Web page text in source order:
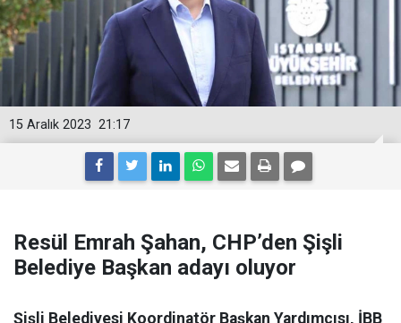
21:17
15 Aralık 2023
Resül Emrah Şahan, CHP’den Şişli
Belediye Başkan adayı oluyor
Şişli Belediyesi Koordinatör Başkan Yardımcısı, İBB